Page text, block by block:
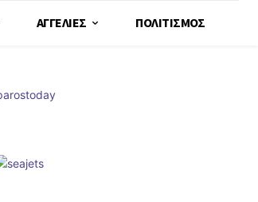
ΑΓΓΕΛΊΕΣ ΠΟΛΙΤΙΣΜΌΣ